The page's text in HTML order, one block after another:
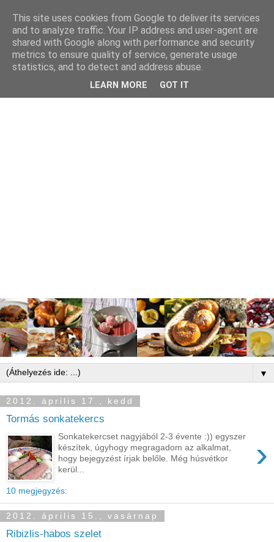
▼
2012. április 17., kedd
Tormás sonkatekercs
›
Sonkatekercset nagyjából 2-3 évente :)) egyszer
készítek, úgyhogy megragadom az alkalmat,
hogy bejegyzést írjak belőle. Még húsvétkor
kerül...
10 megjegyzés:
2012. április 15., vasárnap
Ribizlis-habos szelet
This site uses cookies from Google to deliver its services
and to analyze traffic. Your IP address and user-agent are
shared with Google along with performance and security
metrics to ensure quality of service, generate usage
statistics, and to detect and address abuse.
LEARN MORE GOT IT